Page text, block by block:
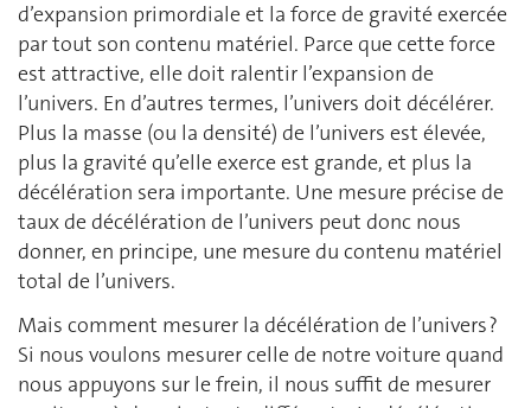
d’expansion primordiale et la force de gravité exercée
par tout son contenu matériel. Parce que cette force
est attractive, elle doit ralentir l’expansion de
l’univers. En d’autres termes, l’univers doit décélérer.
Plus la masse (ou la densité) de l’univers est élevée,
plus la gravité qu’elle exerce est grande, et plus la
décélération sera importante. Une mesure précise de
taux de décélération de l’univers peut donc nous
donner, en principe, une mesure du contenu matériel
total de l’univers.
Mais comment mesurer la décélération de l’univers ?
Si nous voulons mesurer celle de notre voiture quand
nous appuyons sur le frein, il nous suffit de mesurer